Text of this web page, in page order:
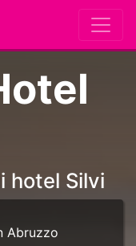
hotel Silvi
Abruzzo